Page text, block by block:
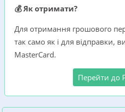
💰 Як отримати?
Для отримання грошового
так само як і для відправки,
MasterCard.
Перейти до